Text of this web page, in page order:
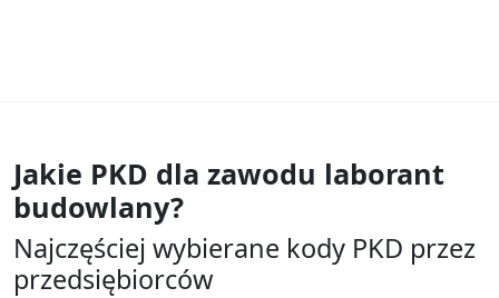
Jakie PKD dla zawodu laborant
budowlany?
Najczęściej wybierane kody PKD przez
przedsiębiorców